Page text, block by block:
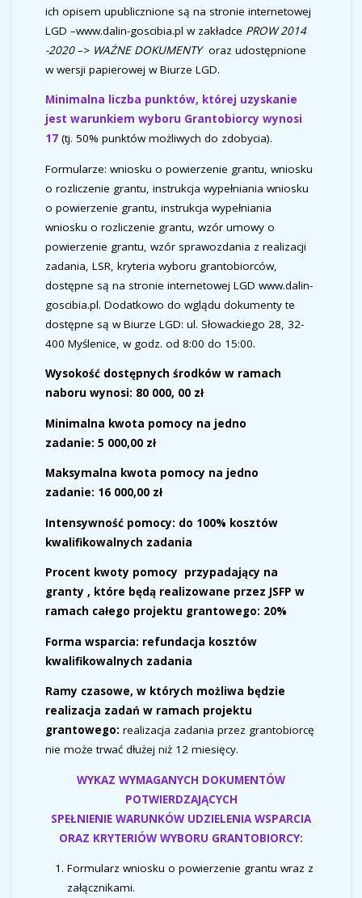
ich opisem upublicznione są na stronie internetowej
LGD –www.dalin-goscibia.pl w zakładce PROW 2014
-2020–> WAŻNE DOKUMENTYoraz udostępnione
w wersji papierowej w Biurze LGD.
Minimalna liczba punktów, której uzyskanie
jest warunkiem wyboru Grantobiorcy wynosi
17(tj. 50% punktów możliwych do zdobycia).
Formularze: wniosku o powierzenie grantu, wniosku
o rozliczenie grantu, instrukcja wypełniania wniosku
o powierzenie grantu, instrukcja wypełniania
wniosku o rozliczenie grantu, wzór umowy o
powierzenie grantu, wzór sprawozdania z realizacji
zadania, LSR, kryteria wyboru grantobiorców,
dostępne są na stronie internetowej LGD www.dalin-
goscibia.pl. Dodatkowo do wglądu dokumenty te
dostępne są w Biurze LGD: ul. Słowackiego 28, 32-
400 Myślenice, w godz. od 8:00 do 15:00.
Wysokość dostępnych środkóww ramach
naboru wynosi: 80 000, 00 zł
Minimalna kwota pomocy na jedno
zadanie: 5 000,00 zł
Maksymalna kwota pomocy na jedno
zadanie: 16 000,00 zł
Intensywność pomocy: do 100% kosztów
kwalifikowalnych zadania
Procent kwoty pomocy przypadający na
granty , które będą realizowane przez JSFP w
ramach całego projektu grantowego: 20%
Forma wsparcia: refundacja kosztów
kwalifikowalnych zadania
Ramy czasowe, w których możliwa będzie
realizacja zadań w ramach projektu
grantowego: realizacja zadania przez grantobiorcę
nie może trwać dłużej niż 12 miesięcy.
WYKAZ WYMAGANYCH DOKUMENTÓW
POTWIERDZAJĄCYCH
SPEŁNIENIE WARUNKÓW UDZIELENIA WSPARCIA
ORAZ KRYTERIÓW WYBORU GRANTOBIORCY:
Formularz wniosku o powierzenie grantu wraz z
załącznikami.